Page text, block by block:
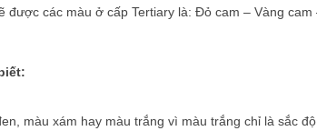
được các màu ở cấp Tertiary là: Đỏ cam – Vàng
màu xám hay màu trắng vì màu trắng chỉ là sắc